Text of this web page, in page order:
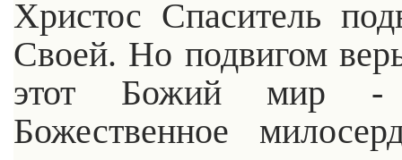
Христос Спаситель
Своей. Но подвигом
этот Божий мир -
Божественное